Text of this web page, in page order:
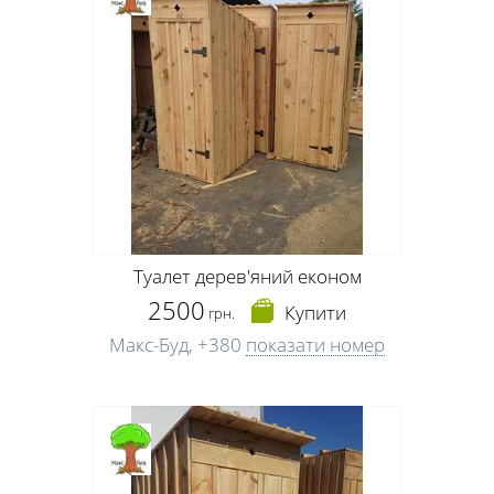
Туалет дерев'яний економ
2500 грн.
Купити
Макс-Буд, +380 показати номер